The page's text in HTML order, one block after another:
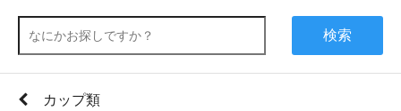
検索
カップ類